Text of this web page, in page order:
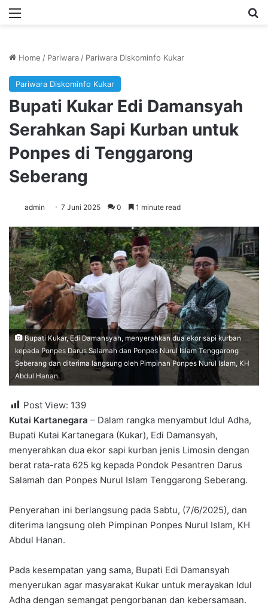
Menu
Home / Pariwara / Pariwara Diskominfo Kukar
Pariwara Diskominfo Kukar
Bupati Kukar Edi Damansyah
Serahkan Sapi Kurban untuk
Ponpes di Tenggarong
Seberang
admin 7 Juni 2025 0 1 minute read
Bupati Kukar, Edi Damansyah, menyerahkan dua ekor sapi kurban
kepada Ponpes Darus Salamah dan Ponpes Nurul Islam Tenggarong
Seberang dan diterima langsung oleh Pimpinan Ponpes Nurul Islam, KH
Abdul Hanan.
Post View: 139
Kutai Kartanegara – Dalam rangka menyambut Idul Adha,
Bupati Kutai Kartanegara (Kukar), Edi Damansyah,
menyerahkan dua ekor sapi kurban jenis Limosin dengan
berat rata-rata 625 kg kepada Pondok Pesantren Darus
Salamah dan Ponpes Nurul Islam Tenggarong Seberang.
Penyerahan ini berlangsung pada Sabtu, (7/6/2025), dan
diterima langsung oleh Pimpinan Ponpes Nurul Islam, KH
Abdul Hanan.
Pada kesempatan yang sama, Bupati Edi Damansyah
menyerukan agar masyarakat Kukar untuk merayakan Idul
Adha dengan semangat pengorbanan dan kebersamaan.